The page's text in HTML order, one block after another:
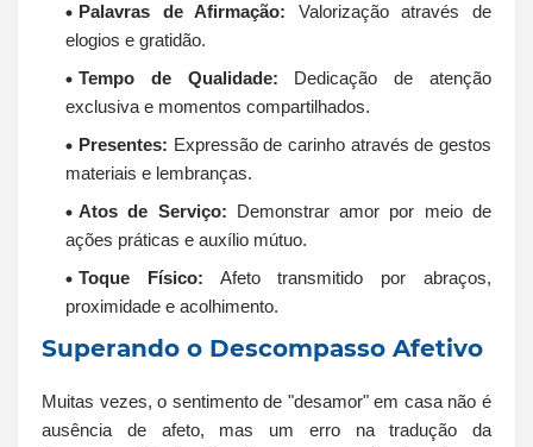
Palavras de Afirmação: Valorização através de
elogios e gratidão.
Tempo de Qualidade: Dedicação de atenção
exclusiva e momentos compartilhados.
Presentes: Expressão de carinho através de gestos
materiais e lembranças.
Atos de Serviço: Demonstrar amor por meio de
ações práticas e auxílio mútuo.
Toque Físico: Afeto transmitido por abraços,
proximidade e acolhimento.
Superando o Descompasso Afetivo
Muitas vezes, o sentimento de "desamor" em casa não é
ausência de afeto, mas um erro na tradução da